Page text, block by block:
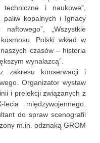
i naukowe”,
paliw kopalnych i Ignacy
„Wszystkie
Polski wkład w
czasów – historia
wynalazcą”.
zakresu konserwacji i
Organizator wystaw
i prelekcji związanych z
międzywojennego.
do spraw scenografii
m.in. odznaką GROM